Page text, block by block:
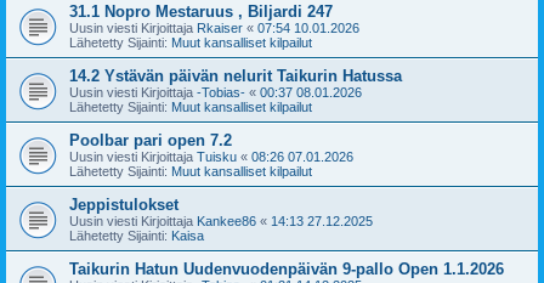
31.1 Nopro Mestaruus , Biljardi 247
Uusin viesti Kirjoittaja Rkaiser « 07:54 10.01.2026
Lähetetty Sijainti: Muut kansalliset kilpailut
14.2 Ystävän päivän nelurit Taikurin Hatussa
Uusin viesti Kirjoittaja -Tobias- « 00:37 08.01.2026
Lähetetty Sijainti: Muut kansalliset kilpailut
Poolbar pari open 7.2
Uusin viesti Kirjoittaja Tuisku « 08:26 07.01.2026
Lähetetty Sijainti: Muut kansalliset kilpailut
Jeppistulokset
Uusin viesti Kirjoittaja Kankee86 « 14:13 27.12.2025
Lähetetty Sijainti: Kaisa
Taikurin Hatun Uudenvuodenpäivän 9-pallo Open 1.1.2026